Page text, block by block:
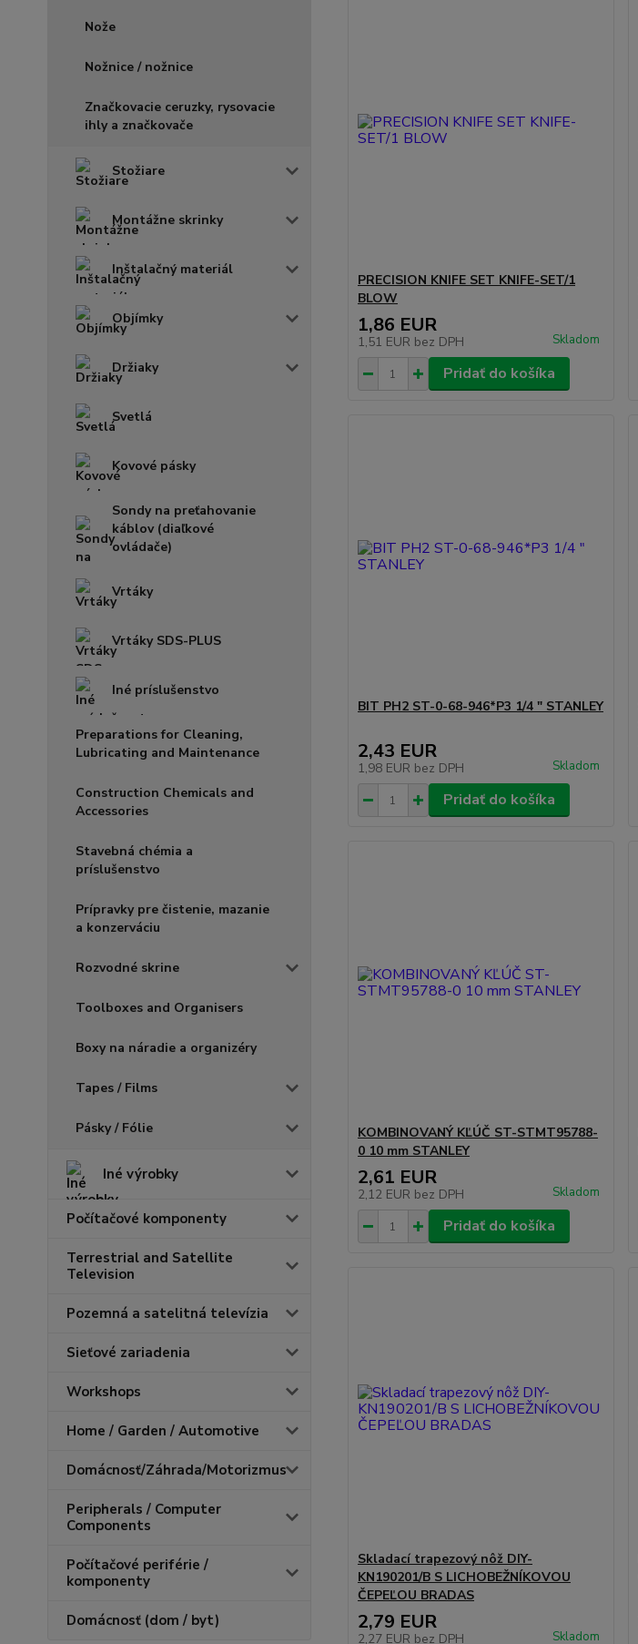
Nože
Nožnice / nožnice
Značkovacie ceruzky, rysovacie
ihly a značkovače
Stožiare
Montážne skrinky
Inštalačný materiál
Objímky
Držiaky
Svetlá
Kovové pásky
Sondy na preťahovanie
káblov (diaľkové
ovládače)
Vrtáky
Vrtáky SDS-PLUS
Iné príslušenstvo
Preparations for Cleaning,
Lubricating and Maintenance
Construction Chemicals and
Accessories
Stavebná chémia a
príslušenstvo
Prípravky pre čistenie, mazanie
a konzerváciu
Rozvodné skrine
Toolboxes and Organisers
Boxy na náradie a organizéry
Tapes / Films
Pásky / Fólie
Iné výrobky
Počítačové komponenty
Terrestrial and Satellite
Television
Pozemná a satelitná televízia
Sieťové zariadenia
Workshops
Home / Garden / Automotive
Domácnosť/Záhrada/Motorizmus
Peripherals / Computer
Components
Počítačové periférie /
komponenty
Domácnosť (dom / byt)
PRECISION KNIFE SET KNIFE-SET/1
BLOW
1,86 EUR
1,51 EUR bez DPH Skladom
Pridať do košíka
BIT PH2 ST-0-68-946*P3 1/4 " STANLEY
2,43 EUR
1,98 EUR bez DPH Skladom
Pridať do košíka
KOMBINOVANÝ KĽÚČ ST-STMT95788-
0 10 mm STANLEY
2,61 EUR
2,12 EUR bez DPH Skladom
Pridať do košíka
Skladací trapezový nôž DIY-
KN190201/B S LICHOBEŽNÍKOVOU
ČEPEĽOU BRADAS
2,79 EUR
2,27 EUR bez DPH Skladom